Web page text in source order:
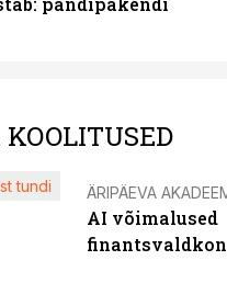
tundi ÄRIPÄEVA
AI võimalused